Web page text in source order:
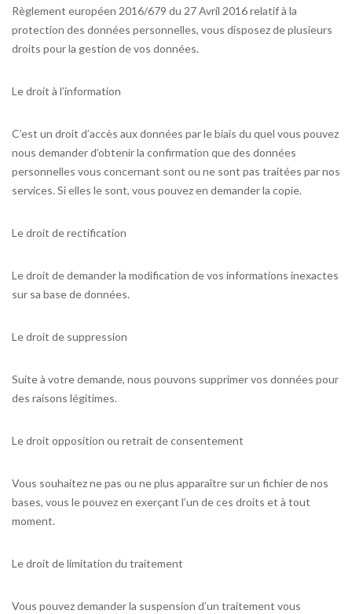
Règlement européen 2016/679 du 27 Avril 2016 relatif à la
protection des données personnelles, vous disposez de plusieurs
droits pour la gestion de vos données.
Le droit à l’information
C’est un droit d’accès aux données par le biais du quel vous pouvez
nous demander d’obtenir la confirmation que des données
personnelles vous concernant sont ou ne sont pas traitées par nos
services. Si elles le sont, vous pouvez en demander la copie.
Le droit de rectification
Le droit de demander la modification de vos informations inexactes
sur sa base de données.
Le droit de suppression
Suite à votre demande, nous pouvons supprimer vos données pour
des raisons légitimes.
Le droit opposition ou retrait de consentement
Vous souhaitez ne pas ou ne plus apparaître sur un fichier de nos
bases, vous le pouvez en exerçant l’un de ces droits et à tout
moment.
Le droit de limitation du traitement
Vous pouvez demander la suspension d’un traitement vous